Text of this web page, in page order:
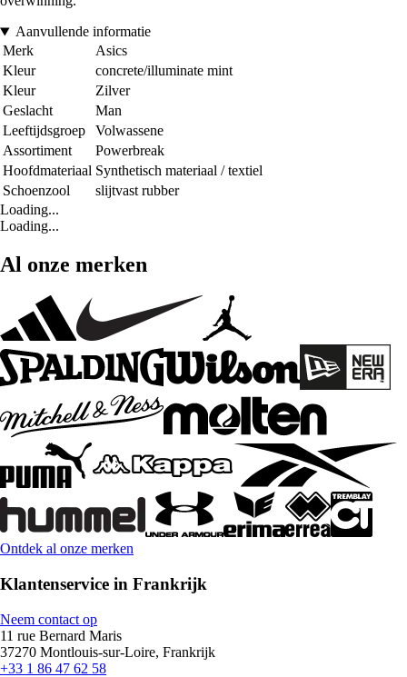
Aanvullende informatie
Merk
Asics
Kleur
concrete/illuminate mint
Kleur
Zilver
Geslacht
Man
Leeftijdsgroep
Volwassene
Assortiment
Powerbreak
Hoofdmateriaal Synthetisch materiaal / textiel
Schoenzool
slijtvast rubber
Loading...
Loading...
Al onze merken
Ontdek al onze merken
Klantenservice in Frankrijk
Neem contact op
11 rue Bernard Maris
37270 Montlouis-sur-Loire, Frankrijk
+33 1 86 47 62 58